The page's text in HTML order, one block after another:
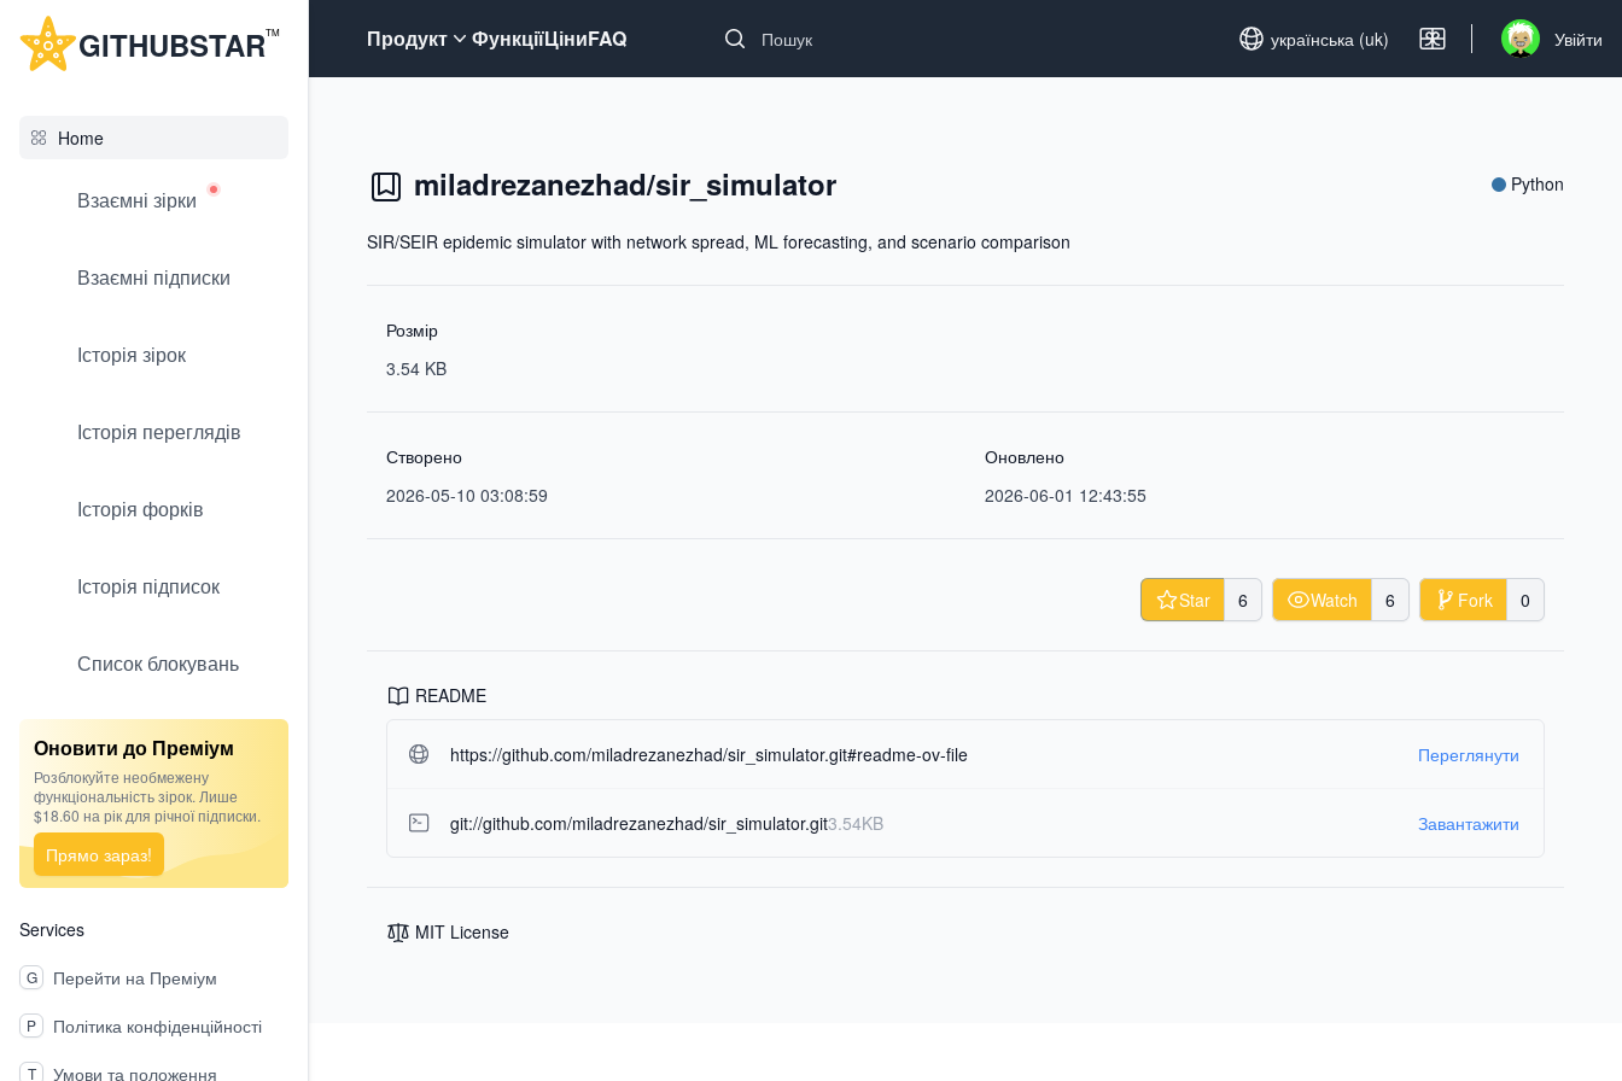
GITHUBSTARTM
Home
Взаємні зірки
Взаємні підписки
Історія зірок
Історія переглядів
Історія форків
Історія підписок
Список блокувань
Оновити до Преміум
Розблокуйте необмежену
функціональність зірок. Лише
$18.60 на рік для річної підписки.
Прямо зараз!
Services
G Перейти на Преміум
P Політика конфіденційності
T Умови та положення
Продукт ФункціїЦіниFAQ
Set language
українська (uk) Open user
Увійти
miladrezanezhad/sir_simulator Python
SIR/SEIR epidemic simulator with network spread, ML forecasting, and scenario comparison
Розмір
3.54 KB
Створено
2026-05-10 03:08:59
Оновлено
2026-06-01 12:43:55
Star 6 Watch 6 Fork 0
README
https://github.com/miladrezanezhad/sir_simulator.git#readme-ov-file Переглянути
git://github.com/miladrezanezhad/sir_simulator.git3.54KB Завантажити
MIT License